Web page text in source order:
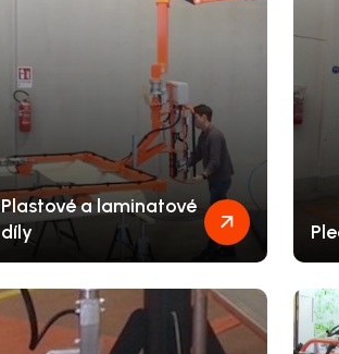
Plastové a laminatové
díly